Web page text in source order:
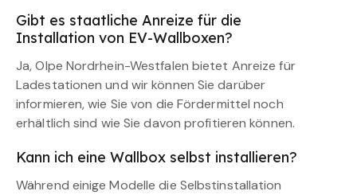
Gibt es staatliche Anreize für die
Installation von EV-Wallboxen?
Ja, Olpe Nordrhein-Westfalen bietet Anreize für
Ladestationen und wir können Sie darüber
informieren, wie Sie von die Fördermittel noch
erhältlich sind wie Sie davon profitieren können.
Kann ich eine Wallbox selbst installieren?
Während einige Modelle die Selbstinstallation